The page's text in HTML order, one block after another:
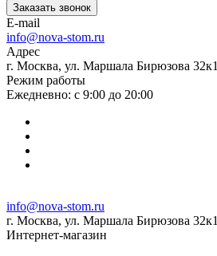
Заказать звонок
E-mail
info@nova-stom.ru
Адрес
г. Москва, ул. Маршала Бирюзова 32к1
Режим работы
Ежедневно: с 9:00 до 20:00
info@nova-stom.ru
г. Москва, ул. Маршала Бирюзова 32к1
Интернет-магазин